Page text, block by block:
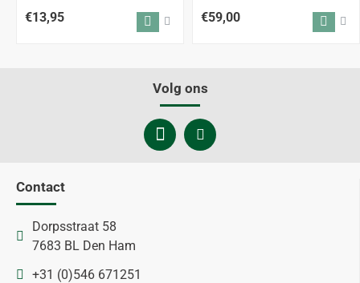
€13,95 €59,00
Volg ons
Contact
Dorpsstraat 58
7683 BL Den Ham
+31 (0)546 671251